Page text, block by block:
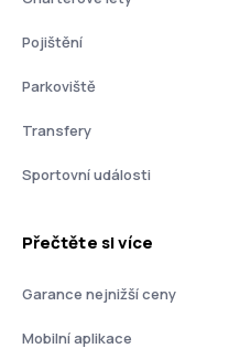
Pojištění
Parkoviště
Transfery
Sportovní události
Přečtěte si více
Garance nejnižší ceny
Mobilní aplikace